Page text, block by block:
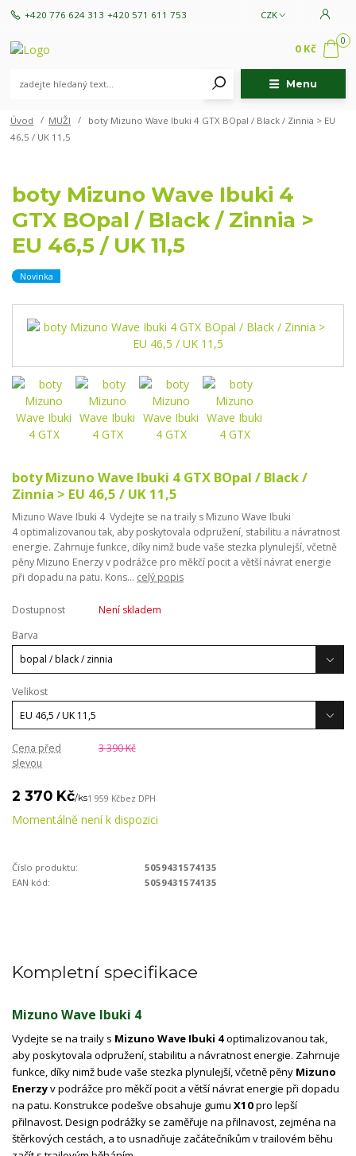
Menu
CZK
+420 776 624 313 +420 571 611 753
0
0 Kč
Úvod MUŽI
boty Mizuno Wave Ibuki 4 GTX BOpal / Black / Zinnia > EU
46,5 / UK 11,5
boty Mizuno Wave Ibuki 4
GTX BOpal / Black / Zinnia >
EU 46,5 / UK 11,5
Novinka
boty Mizuno Wave Ibuki 4 GTX BOpal / Black /
Zinnia > EU 46,5 / UK 11,5
Mizuno Wave Ibuki 4 Vydejte se na traily s Mizuno Wave Ibuki
4 optimalizovanou tak, aby poskytovala odpružení, stabilitu a návratnost
energie. Zahrnuje funkce, díky nimž bude vaše stezka plynulejší, včetně
pěny Mizuno Enerzy v podrážce pro měkčí pocit a větší návrat energie
při dopadu na patu. Kons... celý popis
Dostupnost
Není skladem
Barva
Velikost
Cena před
slevou
3 390 Kč
2 370 Kč/ks1 959 Kčbez DPH
Momentálně není k dispozici
Číslo produktu:
5059431574135
EAN kód:
5059431574135
Kompletní specifikace
Mizuno Wave Ibuki 4
Vydejte se na traily s Mizuno Wave Ibuki 4optimalizovanou tak,
aby poskytovala odpružení, stabilitu a návratnost energie. Zahrnuje
funkce, díky nimž bude vaše stezka plynulejší, včetně pěny Mizuno
Enerzyv podrážce pro měkčí pocit a větší návrat energie při dopadu
na patu. Konstrukce podešve obsahuje gumu X10pro lepší
přilnavost. Design podrážky se zaměřuje na přilnavost, zejména na
štěrkových cestách, a to usnadňuje začátečníkům v trailovém běhu